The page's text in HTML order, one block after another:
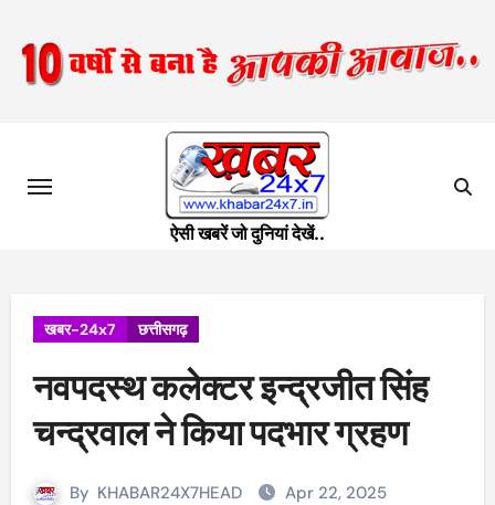
content
ऐसी खबरें जो दुनियां देखें..
खबर-24x7 छत्तीसगढ़
नवपदस्थ कलेक्टर इन्द्रजीत सिंह
चन्द्रवाल ने किया पदभार ग्रहण
By KHABAR24X7HEAD Apr 22, 2025